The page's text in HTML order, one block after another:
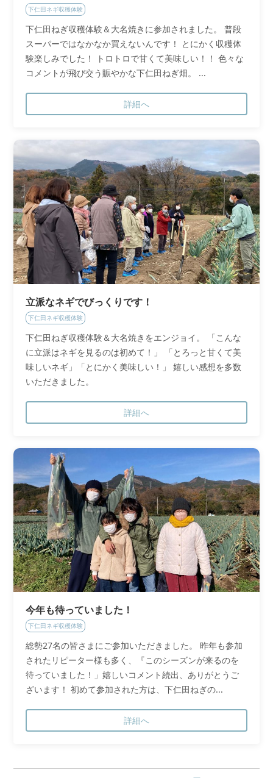
下仁田ネギ収穫体験
下仁田ねぎ収穫体験＆大名焼きに参加されました。 普段
スーパーではなかなか買えないんです！ とにかく収穫体
験楽しみでした！ トロトロで甘くて美味しい！！ 色々な
コメントが飛び交う賑やかな下仁田ねぎ畑。 ...
詳細へ
立派なネギでびっくりです！
下仁田ネギ収穫体験
下仁田ねぎ収穫体験＆大名焼きをエンジョイ。 「こんな
に立派はネギを見るのは初めて！」 「とろっと甘くて美
味しいネギ」「とにかく美味しい！」 嬉しい感想を多数
いただきました。
詳細へ
今年も待っていました！
下仁田ネギ収穫体験
総勢27名の皆さまにご参加いただきました。 昨年も参加
されたリピーター様も多く、『このシーズンが来るのを
待っていました！」嬉しいコメント続出、ありがとうご
ざいます！ 初めて参加された方は、下仁田ねぎの...
詳細へ